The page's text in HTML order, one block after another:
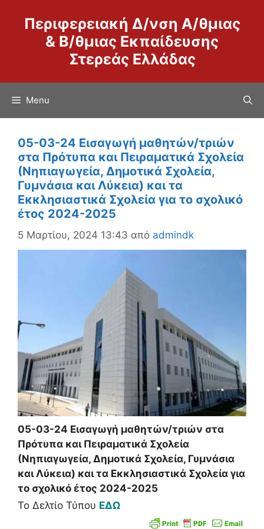
περιεχόμενο
Περιφερειακή Δ/νση Α/θμιας
& Β/θμιας Εκπαίδευσης
Στερεάς Ελλάδας
Menu
05-03-24 Εισαγωγή μαθητών/τριών
στα Πρότυπα και Πειραματικά Σχολεία
(Νηπιαγωγεία, Δημοτικά Σχολεία,
Γυμνάσια και Λύκεια) και τα
Εκκλησιαστικά Σχολεία για το σχολικό
έτος 2024-2025
5 Μαρτίου, 2024 13:43 από admindk
05-03-24 Εισαγωγή μαθητών/τριών στα
Πρότυπα και Πειραματικά Σχολεία
(Νηπιαγωγεία, Δημοτικά Σχολεία, Γυμνάσια
και Λύκεια) και τα Εκκλησιαστικά Σχολεία για
το σχολικό έτος 2024-2025
To Δελτίο Τύπου ΕΔΩ